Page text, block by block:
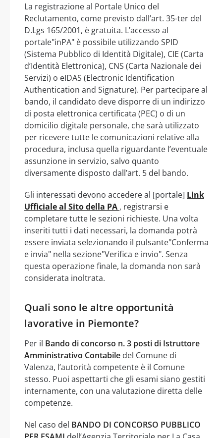
La registrazione al Portale Unico del
Reclutamento, come previsto dall’art. 35-ter del
D.Lgs 165/2001, è gratuita. L’accesso al
portale"inPA" è possibile utilizzando SPID
(Sistema Pubblico di Identità Digitale), CIE (Carta
d’Identità Elettronica), CNS (Carta Nazionale dei
Servizi) o eIDAS (Electronic Identification
Authentication and Signature). Per partecipare al
bando, il candidato deve disporre di un indirizzo
di posta elettronica certificata (PEC) o di un
domicilio digitale personale, che sarà utilizzato
per ricevere tutte le comunicazioni relative alla
procedura, inclusa quella riguardante l’eventuale
assunzione in servizio, salvo quanto
diversamente disposto dall’art. 5 del bando.
Gli interessati devono accedere al [portale] Link
Ufficiale al Sito della PA , registrarsi e
completare tutte le sezioni richieste. Una volta
inseriti tutti i dati necessari, la domanda potrà
essere inviata selezionando il pulsante"Conferma
e invia" nella sezione"Verifica e invio". Senza
questa operazione finale, la domanda non sarà
considerata inoltrata.
Quali sono le altre opportunità
lavorative in Piemonte?
Per il Bando di concorso n. 3 posti di Istruttore
Amministrativo Contabile del Comune di
Valenza, l’autorità competente è il Comune
stesso. Puoi aspettarti che gli esami siano gestiti
internamente, con una valutazione diretta delle
competenze.
Nel caso del BANDO DI CONCORSO PUBBLICO